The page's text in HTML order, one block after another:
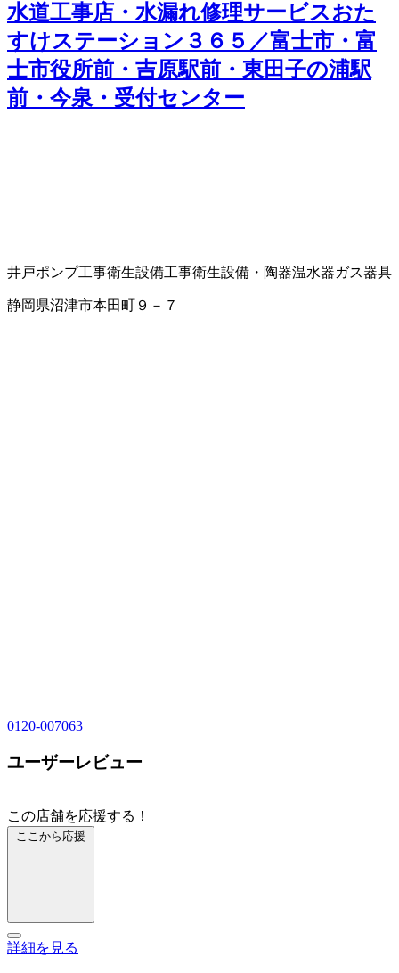
水道工事店・水漏れ修理サービスおた
すけステーション３６５／富士市・富
士市役所前・吉原駅前・東田子の浦駅
前・今泉・受付センター
井戸ポンプ工事衛生設備工事衛生設備・陶器温水器ガス器具
静岡県沼津市本田町９－７
0120-007063
ユーザーレビュー
この店舗を応援する！
ここから応援
詳細を見る